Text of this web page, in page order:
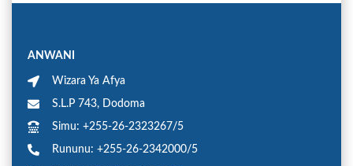
ANWANI
Wizara Ya Afya
S.L.P 743, Dodoma
Simu: +255-26-2323267/5
Rununu: +255-26-2342000/5